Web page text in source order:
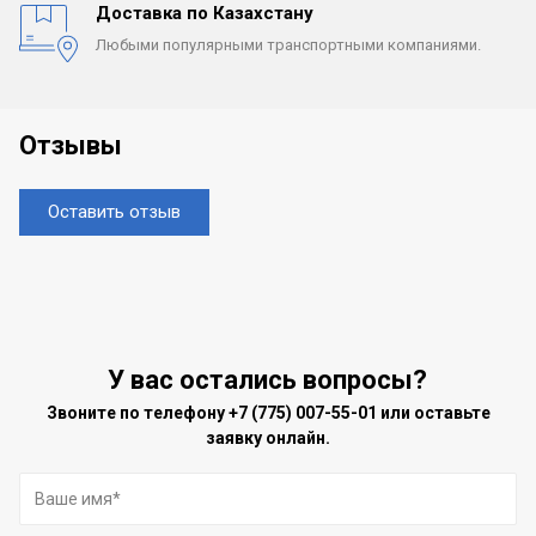
Доставка по Казахстану
Любыми популярными транспортными компаниями.
Отзывы
Оставить отзыв
У вас остались вопросы?
Звоните по телефону+7 (775) 007-55-01 или оставьте
заявку онлайн.